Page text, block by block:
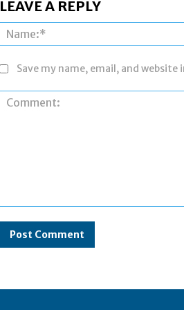
LEAVE A REPLY
Save my name, email, and